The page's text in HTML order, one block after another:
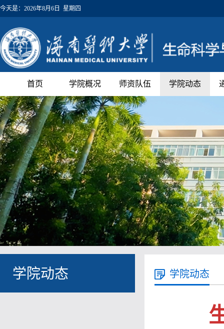
今天是： 2026年8月6日 星期四
首页 学院概况 师资队伍 学院动态
学院动态 学院动态